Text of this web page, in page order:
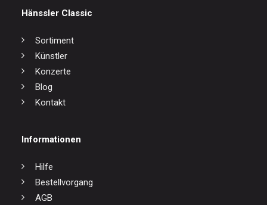
Hänssler Classic
Sortiment
Künstler
Konzerte
Blog
Kontakt
Informationen
Hilfe
Bestellvorgang
AGB